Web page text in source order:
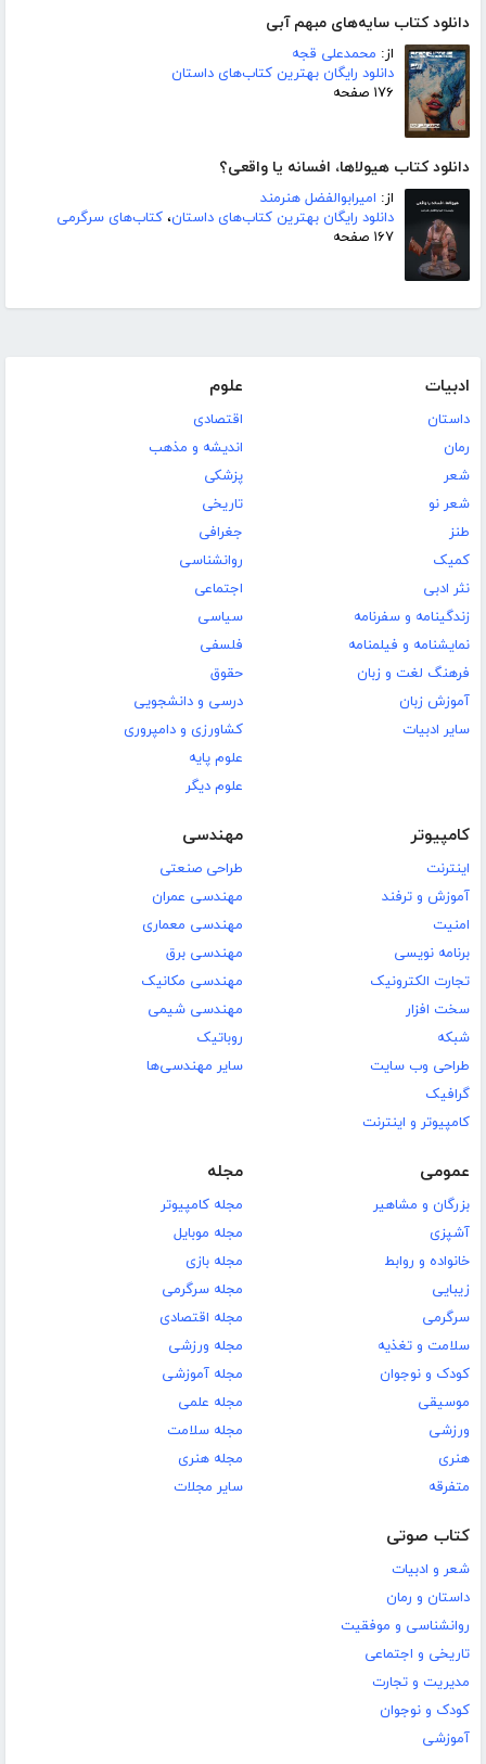
دانلود کتاب سایه‌های مبهم آبی
از: محمدعلی قجه
دانلود رایگان بهترین کتاب‌های داستان
۱۷۶ صفحه
دانلود کتاب هیولاها، افسانه یا واقعی؟
از: امیرابوالفضل هنرمند
دانلود رایگان بهترین کتاب‌های داستان، کتاب‌های سرگرمی
۱۶۷ صفحه
ادبیات
داستان
رمان
شعر
شعر نو
طنز
کمیک
نثر ادبی
زندگینامه و سفرنامه
نمایشنامه و فیلمنامه
فرهنگ لغت و زبان
آموزش زبان
سایر ادبیات
علوم
اقتصادی
اندیشه و مذهب
پزشکی
تاریخی
جغرافی
روانشناسی
اجتماعی
سیاسی
فلسفی
حقوق
درسی و دانشجویی
کشاورزی و دامپروری
علوم پایه
علوم دیگر
کامپیوتر
اینترنت
آموزش و ترفند
امنیت
برنامه نویسی
تجارت الکترونیک
سخت افزار
شبکه
طراحی وب سایت
گرافیک
کامپیوتر و اینترنت
مهندسی
طراحی صنعتی
مهندسی عمران
مهندسی معماری
مهندسی برق
مهندسی مکانیک
مهندسی شیمی
روباتیک
سایر مهندسی‌ها
عمومی
بزرگان و مشاهیر
آشپزی
خانواده و روابط
زیبایی
سرگرمی
سلامت و تغذیه
کودک و نوجوان
موسیقی
ورزشی
هنری
متفرقه
مجله
مجله کامپیوتر
مجله موبایل
مجله بازی
مجله سرگرمی
مجله اقتصادی
مجله ورزشی
مجله آموزشی
مجله علمی
مجله سلامت
مجله هنری
سایر مجلات
کتاب صوتی
شعر و ادبیات
داستان و رمان
روانشناسی و موفقیت
تاریخی و اجتماعی
مدیریت و تجارت
کودک و نوجوان
آموزشی